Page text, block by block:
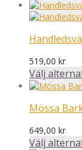
519,00 kr
Välj
Mössa
649,00 kr
Välj